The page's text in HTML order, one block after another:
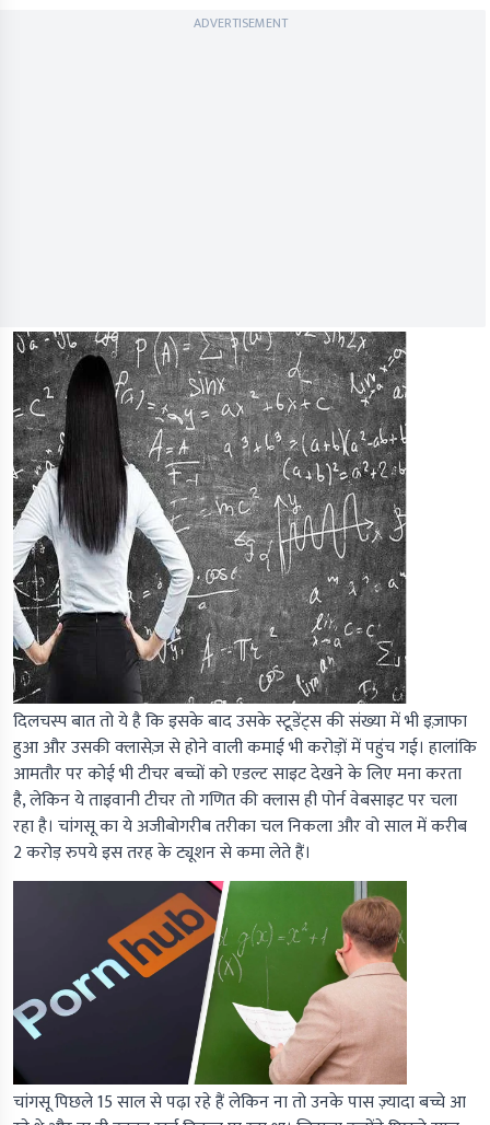
ADVERTISEMENT
दिलचस्प बात तो ये है कि इसके बाद उसके स्टूडेंट्स की संख्या में भी इज़ाफा
हुआ और उसकी क्लासेज़ से होने वाली कमाई भी करोड़ों में पहुंच गई। हालांकि
आमतौर पर कोई भी टीचर बच्चों को एडल्ट साइट देखने के लिए मना करता
है, लेकिन ये ताइवानी टीचर तो गणित की क्लास ही पोर्न वेबसाइट पर चला
रहा है। चांगसू का ये अजीबोगरीब तरीका चल निकला और वो साल में करीब
2 करोड़ रुपये इस तरह के ट्यूशन से कमा लेते हैं।
चांगसू पिछले 15 साल से पढ़ा रहे हैं लेकिन ना तो उनके पास ज़्यादा बच्चे आ